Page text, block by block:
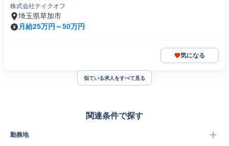
株式会社テイクオフ
埼玉県草加市
月給25万円～50万円
気になる
似ている求人をすべて見る
関連条件で探す
勤務地